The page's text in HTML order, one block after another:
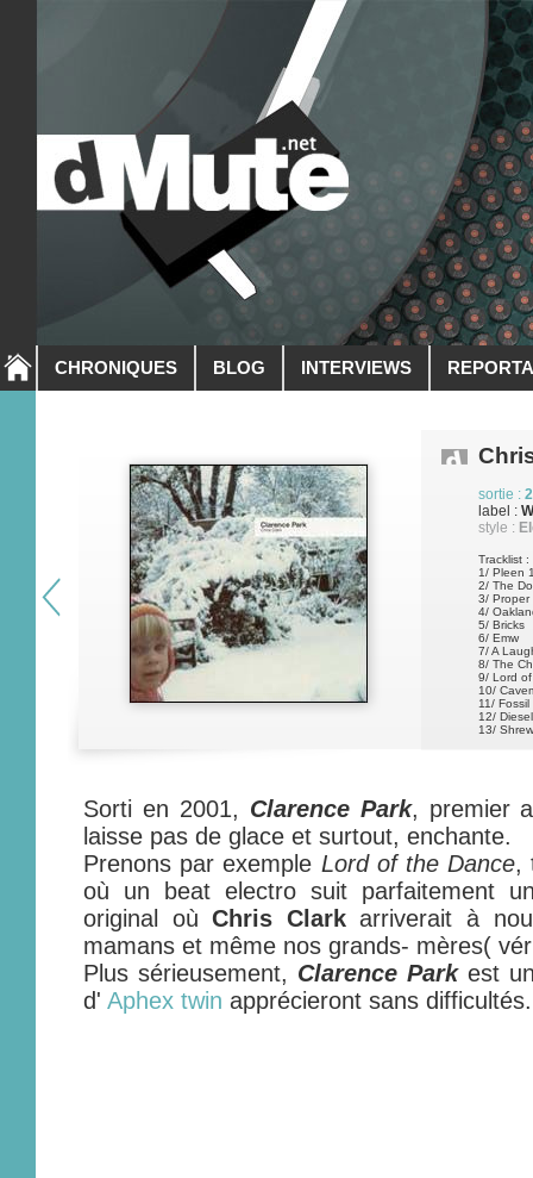
CHRONIQUES BLOG INTERVIEWS
sortie :
label :
style :
Tracklist :
1/ Pleen
2/ The
3/ Proper
4/
5/ Bricks
6/ Emw
7/ A
8/ The
9/ Lord
10/
11/
12/
13/
Sorti en 2001, Clarence Park, premier
laisse pas de glace et surtout, enchante.
Prenons par exemple Lord of the Dance,
où un beat electro suit parfaitement
original oùChris Clarkarriverait à
mamans et même nos grands- mères(
Plus sérieusement, Clarence Parkest
d' Aphex twin apprécieront sans difficultés.